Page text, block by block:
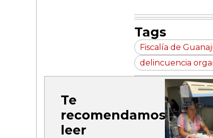
Tags
Fiscalía de
delincuencia
Te
recomendamos
leer